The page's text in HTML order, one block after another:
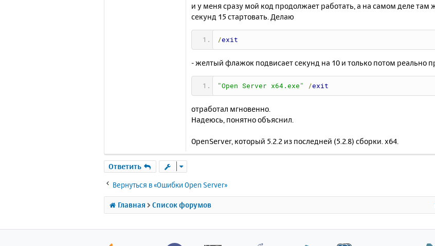
и у меня сразу мой код продолжает работать, а на самом деле
секунд 15 стартовать. Делаю
/exit
- желтый флажок подвисает секунд на 10 и только потом реально
"Open Server x64.exe" /exit
отработал мгновенно.
Надеюсь, понятно объяснил.
OpenServer, который 5.2.2 из последней (5.2.8) сборки. x64.
Ответить
Вернуться в «Ошибки Open Server»
Главная Список форумов